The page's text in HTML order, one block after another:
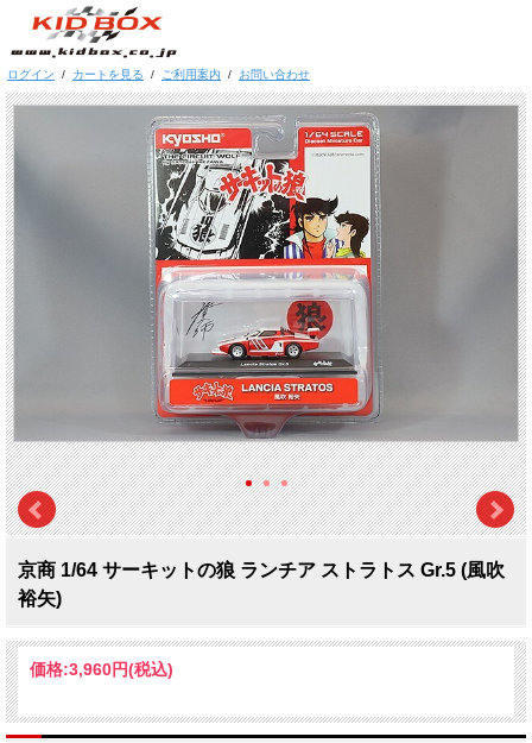
ログイン / カートを見る / ご利用案内 / お問い合わせ
京商 1/64 サーキットの狼 ランチア ストラトス Gr.5 (風吹
裕矢)
価格:3,960円(税込)